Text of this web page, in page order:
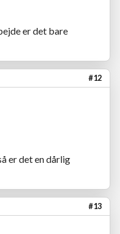
er det bare
#12
er det en dårlig
#13